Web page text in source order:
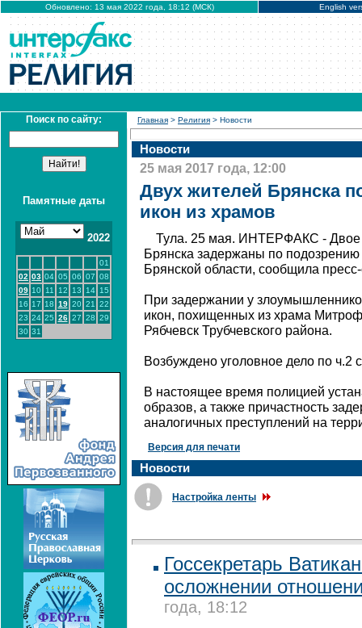
Обновлено: 13 мая 2022 года, 18:12 (МСК) English
Поиск по сайту:
Памятные даты
2022
01
02 03 04 05 06 07 08
09 10 11 12 13 14 15
16 17 18 19 20 21
22
23 24 25 26 27 28 29
30 31
Главная > Религия > Новости
Новости
25 мая 2017 года, 12:00
Двух жителей Брянска
икон из храмов
Тула. 25 мая. ИНТЕРФАКС - Двое
Брянска задержаны по
Брянской области, сообщила
При задержании у
икон, похищенных из храма
Рябчевск Трубчевского района.
Возбуждено уголовное дело по ч.2
В настоящее время полицией
образов, а также причастность
аналогичных преступлений на
Версия для печати
Новости
Настройка ленты
Госсекретарь
осложнении
года, 18:12